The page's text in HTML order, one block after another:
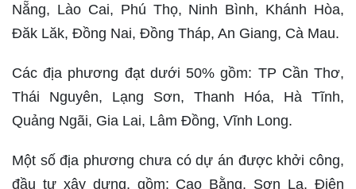
Nẵng, Lào Cai, Phú Thọ, Ninh Bình, Khánh Hòa,
Đăk Lăk, Đồng Nai, Đồng Tháp, An Giang, Cà Mau.
Các địa phương đạt dưới 50% gồm: TP Cần Thơ,
Thái Nguyên, Lạng Sơn, Thanh Hóa, Hà Tĩnh,
Quảng Ngãi, Gia Lai, Lâm Đồng, Vĩnh Long.
Một số địa phương chưa có dự án được khởi công,
đầu tư xây dựng, gồm: Cao Bằng, Sơn La, Điện